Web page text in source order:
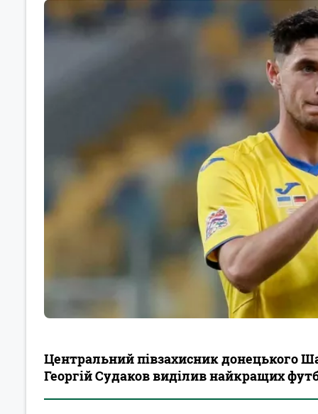
Центральний півзахисник донецького
Георгій Судаков виділив найкращих